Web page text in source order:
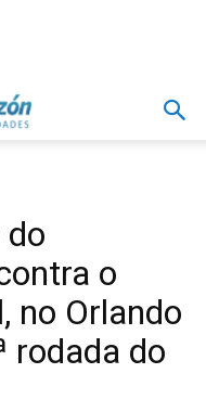
o
no Orlando
rodada do